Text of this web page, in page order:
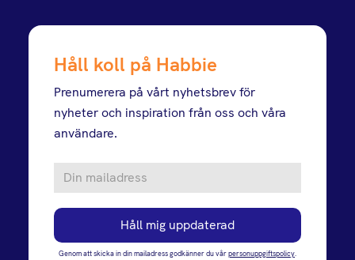
Håll koll på Habbie
Prenumerera på vårt nyhetsbrev för
nyheter och inspiration från oss och våra
användare.
Genom att skicka in din mailadress godkänner du vårpersonuppgiftspolicy.